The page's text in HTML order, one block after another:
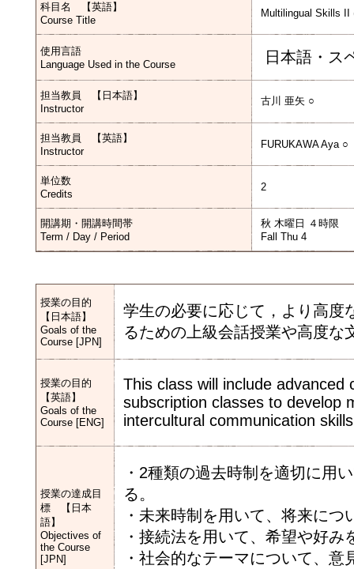
科目名 【英語】
Course Title
Multilingual Skills II
使用言語
Language Used in the Course
日本語・ス
担当教員 【日本語】
Instructor
古川 亜矢 ○
担当教員 【英語】
Instructor
FURUKAWA Aya ○
単位数
Credits
2
開講期・開講時間帯
Term / Day / Period
秋 木曜日 ４時限
Fall Thu 4
授業の目的
【日本語】
Goals of the
Course [JPN]
学生の必要に応じて，より高度
るための上級会話授業や高度な
授業の目的
【英語】
Goals of the
Course [ENG]
This class will include
subscription classes to develop
intercultural communication
授業の達成目
標 【日本
語】
Objectives of
the Course
[JPN]
・2種類の過去時制を適切に用
る。
・未来時制を用いて、将来に
・接続法を用いて、希望や好
・社会的なテーマについて、